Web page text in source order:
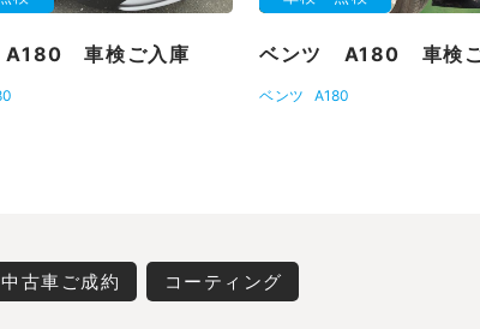
車検ご入庫 ベンツ A180 車検
ベンツ A180
古車ご成約 コーティング